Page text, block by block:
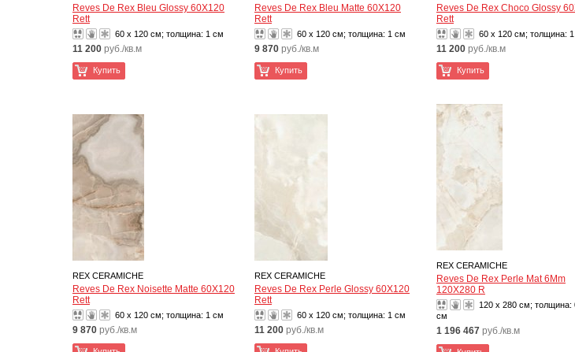
Reves De Rex Bleu Glossy 60X120
Rett
60 x 120 см; толщина: 1 см
11 200 руб./кв.м
Купить
Reves De Rex Bleu Matte 60X120
Rett
60 x 120 см; толщина: 1 см
9 870 руб./кв.м
Купить
Reves De Rex Choco Glossy
Rett
60 x 120 см; толщина:
11 200 руб./кв.м
Купить
REX CERAMICHE
Reves De Rex Noisette Matte 60X120
Rett
60 x 120 см; толщина: 1 см
9 870 руб./кв.м
REX CERAMICHE
Reves De Rex Perle Glossy 60X120
Rett
60 x 120 см; толщина: 1 см
11 200 руб./кв.м
REX CERAMICHE
Reves De Rex Perle Mat 6Mm
120X280 R
120 x 280 см; толщина:
см
1 196 467 руб./кв.м